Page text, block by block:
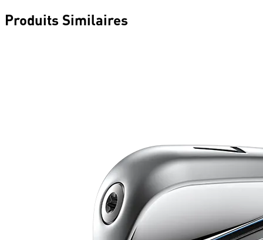
Produits Similaires